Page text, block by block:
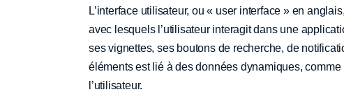
L’interface utilisateur, ou « user interface » en
avec lesquels l’utilisateur interagit dans une
ses vignettes, ses boutons de recherche, de
éléments est lié à des données dynamiques,
l’utilisateur.